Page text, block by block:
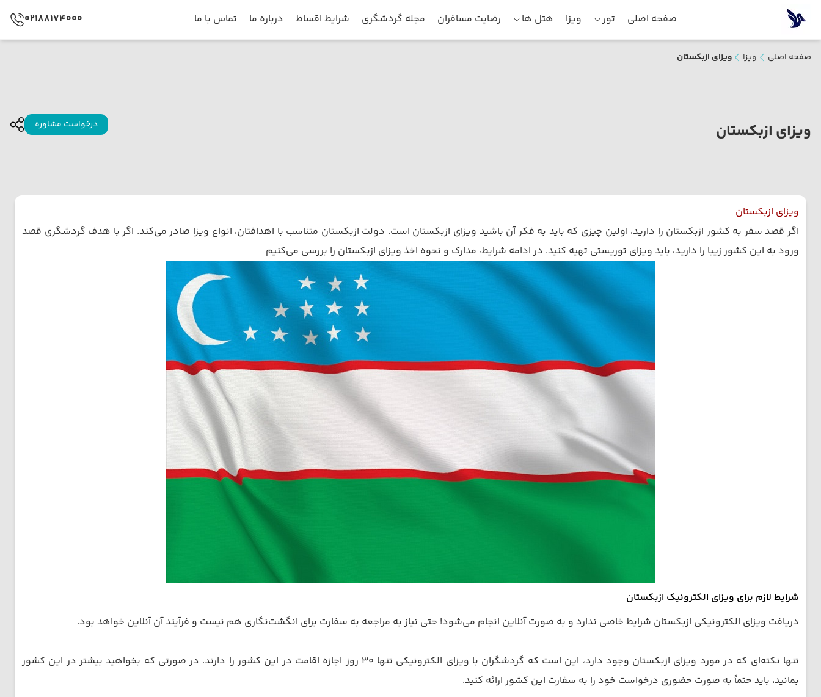
صفحه اصلی تور ویزا هتل ها رضایت مسافران مجله گردشگری شرایط اقساط درباره ما تماس با ما 02188174000
صفحه اصلی ویزا ویزای ازبکستان
ویزای ازبکستان درخواست مشاوره
ویزای ازبکستان
اگر قصد سفر به کشور ازبکستان را دارید، اولین چیزی که باید به فکر آن باشید ویزای ازبکستان است. دولت ازبکستان متناسب با اهدافتان، انواع ویزا صادر می‌کند. اگر با هدف گردشگری قصد
ورود به این کشور زیبا را دارید، باید ویزای توریستی تهیه کنید. در ادامه شرایط، مدارک و نحوه اخذ ویزای ازبکستان را بررسی می‌کنیم
شرایط لازم برای ویزای الکترونیک ازبکستان
دریافت ویزای الکترونیکی ازبکستان شرایط خاصی ندارد و به صورت آنلاین انجام می‌شود! حتی نیاز به مراجعه به سفارت برای انگشت‌نگاری هم نیست و فرآیند آن آنلاین خواهد بود.
تنها نکته‌ای که در مورد ویزای ازبکستان وجود دارد، این است که گردشگران با ویزای الکترونیکی تنها 30 روز اجازه اقامت در این کشور را دارند. در صورتی که بخواهید بیشتر در این کشور
بمانید، باید حتماً به صورت حضوری درخواست خود را به سفارت این کشور ارائه کنید.